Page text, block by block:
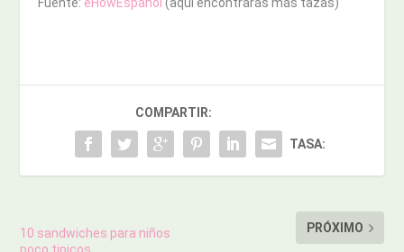
COMPARTIR:
TASA:
10 sandwiches para niños
PRÓXIMO